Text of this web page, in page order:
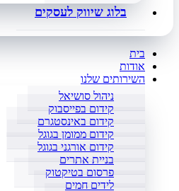
בלוג שיווק לעסקים
בית
אודות
השירותים שלנו
ניהול סושיאל
קידום בפייסבוק
קידום באינסטגרם
קידום ממומן בגוגל
קידום אורגני בגוגל
בניית אתרים
פרסום בטיקטוק
לידים חמים